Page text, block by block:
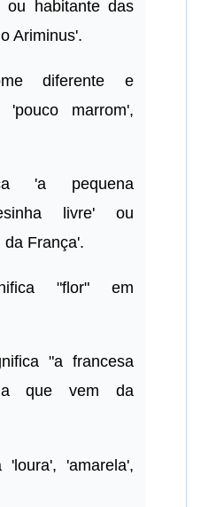
ou habitante das
Ariminus'.
diferente e
'pouco marrom',
'a pequena
livre' ou
da França'.
"flor" em
"a francesa
que vem da
'loura', 'amarela',